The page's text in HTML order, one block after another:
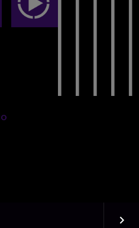
keyboard_arrow_right